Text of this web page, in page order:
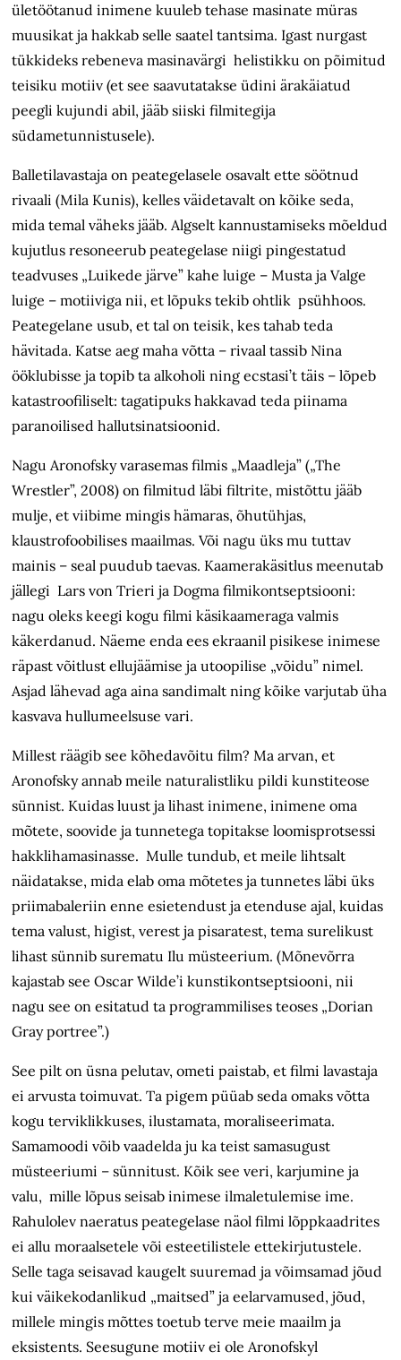
ületöötanud inimene kuuleb tehase masinate müras
muusikat ja hakkab selle saatel tantsima. Igast nurgast
tükkideks rebeneva masinavärgi helistikku on põimitud
teisiku motiiv (et see saavutatakse üdini ärakäiatud
peegli kujundi abil, jääb siiski filmitegija
südametunnistusele).
Balletilavastaja on peategelasele osavalt ette söötnud
rivaali (Mila Kunis), kelles väidetavalt on kõike seda,
mida temal väheks jääb. Algselt kannustamiseks mõeldud
kujutlus resoneerub peategelase niigi pingestatud
teadvuses „Luikede järve” kahe luige – Musta ja Valge
luige – motiiviga nii, et lõpuks tekib ohtlik psühhoos.
Peategelane usub, et tal on teisik, kes tahab teda
hävitada. Katse aeg maha võtta – rivaal tassib Nina
ööklubisse ja topib ta alkoholi ning ecstasi’t täis – lõpeb
katastroofiliselt: tagatipuks hakkavad teda piinama
paranoilised hallutsinatsioonid.
Nagu Aronofsky varasemas filmis „Maadleja” („The
Wrestler”, 2008) on filmitud läbi filtrite, mistõttu jääb
mulje, et viibime mingis hämaras, õhutühjas,
klaustrofoobilises maailmas. Või nagu üks mu tuttav
mainis – seal puudub taevas. Kaamerakäsitlus meenutab
jällegi Lars von Trieri ja Dogma filmikontseptsiooni:
nagu oleks keegi kogu filmi käsikaameraga valmis
käkerdanud. Näeme enda ees ekraanil pisikese inimese
räpast võitlust ellujäämise ja utoopilise „võidu” nimel.
Asjad lähevad aga aina sandimalt ning kõike varjutab üha
kasvava hullumeelsuse vari.
Millest räägib see kõhedavõitu film? Ma arvan, et
Aronofsky annab meile naturalistliku pildi kunstiteose
sünnist. Kuidas luust ja lihast inimene, inimene oma
mõtete, soovide ja tunnetega topitakse loomisprotsessi
hakklihamasinasse. Mulle tundub, et meile lihtsalt
näidatakse, mida elab oma mõtetes ja tunnetes läbi üks
priimabaleriin enne esietendust ja etenduse ajal, kuidas
tema valust, higist, verest ja pisaratest, tema surelikust
lihast sünnib surematu Ilu müsteerium. (Mõnevõrra
kajastab see Oscar Wilde’i kunstikontseptsiooni, nii
nagu see on esitatud ta programmilises teoses „Dorian
Gray portree”.)
See pilt on üsna pelutav, ometi paistab, et filmi lavastaja
ei arvusta toimuvat. Ta pigem püüab seda omaks võtta
kogu terviklikkuses, ilustamata, moraliseerimata.
Samamoodi võib vaadelda ju ka teist samasugust
müsteeriumi – sünnitust. Kõik see veri, karjumine ja
valu, mille lõpus seisab inimese ilmaletulemise ime.
Rahulolev naeratus peategelase näol filmi lõppkaadrites
ei allu moraalsetele või esteetilistele ettekirjutustele.
Selle taga seisavad kaugelt suuremad ja võimsamad jõud
kui väikekodanlikud „maitsed” ja eelarvamused, jõud,
millele mingis mõttes toetub terve meie maailm ja
eksistents. Seesugune motiiv ei ole Aronofskyl